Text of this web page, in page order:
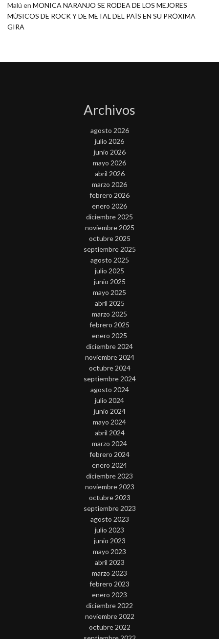
Malú en MONICA NARANJO SE RODEA DE LOS MEJORES
MÚSICOS DE ROCK Y DE METAL DEL PAÍS EN SU PRÓXIMA
GIRA
Archivos
agosto 2026
julio 2026
junio 2026
mayo 2026
abril 2026
marzo 2026
febrero 2026
enero 2026
diciembre 2025
noviembre 2025
octubre 2025
septiembre 2025
agosto 2025
julio 2025
junio 2025
mayo 2025
abril 2025
marzo 2025
febrero 2025
enero 2025
diciembre 2024
noviembre 2024
octubre 2024
septiembre 2024
agosto 2024
julio 2024
junio 2024
mayo 2024
abril 2024
marzo 2024
febrero 2024
enero 2024
diciembre 2023
noviembre 2023
octubre 2023
septiembre 2023
agosto 2023
julio 2023
junio 2023
mayo 2023
abril 2023
marzo 2023
febrero 2023
enero 2023
diciembre 2022
noviembre 2022
octubre 2022